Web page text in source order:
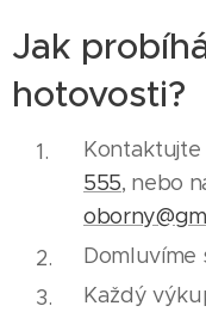
Jak
hotovosti?
Kontaktujte
555, nebo
Domluvíme
Každý